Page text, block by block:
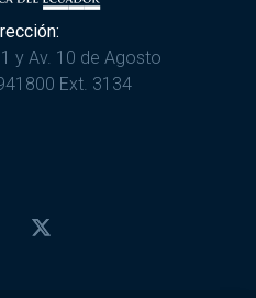
y Av. 10 de Agosto
Ext. 3134